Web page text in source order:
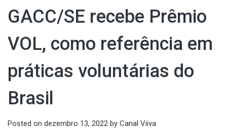
GACC/SE recebe Prêmio
VOL, como referência em
práticas voluntárias do
Brasil
Posted on dezembro 13, 2022 by Canal Viiva